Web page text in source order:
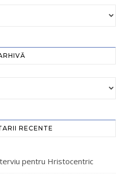
RECENTE
pentru Hristocentric